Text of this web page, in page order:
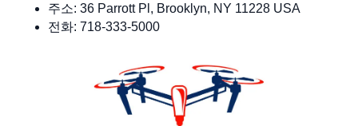
주소: 36 Parrott Pl, Brooklyn, NY 11228 USA
전화: 718-333-5000